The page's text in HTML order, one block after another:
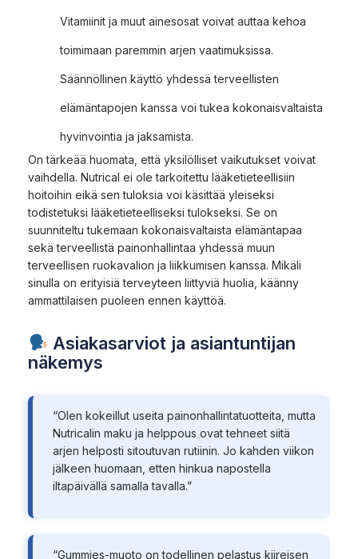
Vitamiinit ja muut ainesosat voivat auttaa kehoa
toimimaan paremmin arjen vaatimuksissa.
Säännöllinen käyttö yhdessä terveellisten
elämäntapojen kanssa voi tukea kokonaisvaltaista
hyvinvointia ja jaksamista.
On tärkeää huomata, että yksilölliset vaikutukset voivat
vaihdella. Nutrical ei ole tarkoitettu lääketieteellisiin
hoitoihin eikä sen tuloksia voi käsittää yleiseksi
todistetuksi lääketieteelliseksi tulokseksi. Se on
suunniteltu tukemaan kokonaisvaltaista elämäntapaa
sekä terveellistä painonhallintaa yhdessä muun
terveellisen ruokavalion ja liikkumisen kanssa. Mikäli
sinulla on erityisiä terveyteen liittyviä huolia, käänny
ammattilaisen puoleen ennen käyttöä.
Asiakasarviot ja asiantuntijan
näkemys
“Olen kokeillut useita painonhallintatuotteita, mutta
Nutricalin maku ja helppous ovat tehneet siitä
arjen helposti sitoutuvan rutiinin. Jo kahden viikon
jälkeen huomaan, etten hinkua napostella
iltapäivällä samalla tavalla.”
“Gummies-muoto on todellinen pelastus kiireisen